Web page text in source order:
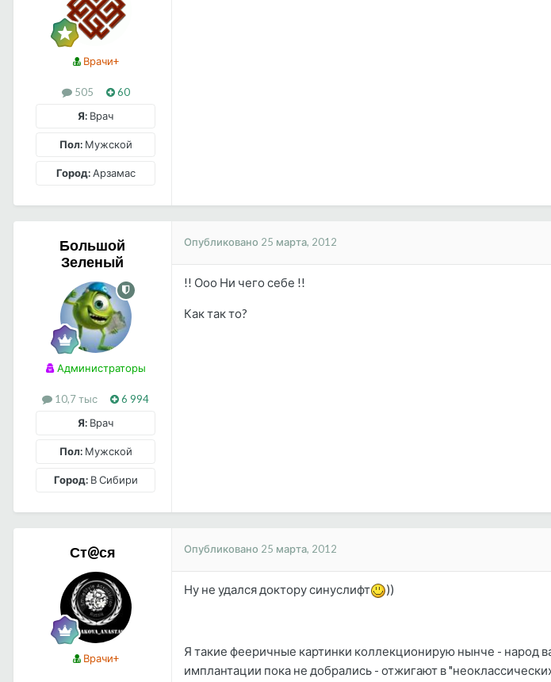
Врачи+
505
60
Я: Врач
Пол:Мужской
Город:Арзамас
Большой
Зеленый
Администраторы
10,7 тыс
6 994
Я: Врач
Пол:Мужской
Город:В Сибири
Опубликовано 25 марта, 2012
!! Ооо Ни чего себе !!
Как так то?
Ст@ся
Врачи+
Опубликовано 25 марта, 2012
Ну не удался доктору синуслифт ))
Я такие фееричные картинки коллекционирую нынче - народ
имплантации пока не добрались - отжигают в